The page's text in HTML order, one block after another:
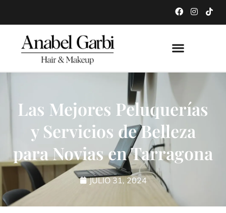
Las Mejores Peluquerías
y Servicios de Belleza
para Novias en Tarragona
JULIO 31, 2024